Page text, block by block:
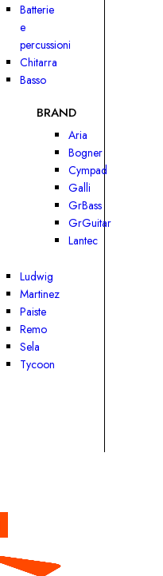
Batterie
e
percussioni
Chitarra
Basso
BRAND
Aria
Bogner
Cympad
Galli
GrBass
GrGuitar
Lantec
Ludwig
Martinez
Paiste
Remo
Sela
Tycoon